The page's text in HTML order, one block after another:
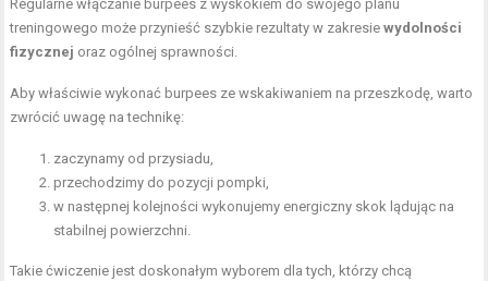
Regularne włączanie burpees z wyskokiem do swojego planu
treningowego może przynieść szybkie rezultaty w zakresiewydolności
fizycznej oraz ogólnej sprawności.
Aby właściwie wykonać burpees ze wskakiwaniem na przeszkodę, warto
zwrócić uwagę na technikę:
zaczynamy od przysiadu,
przechodzimy do pozycji pompki,
w następnej kolejności wykonujemy energiczny skok lądując na
stabilnej powierzchni.
Takie ćwiczenie jest doskonałym wyborem dla tych, którzy chcą